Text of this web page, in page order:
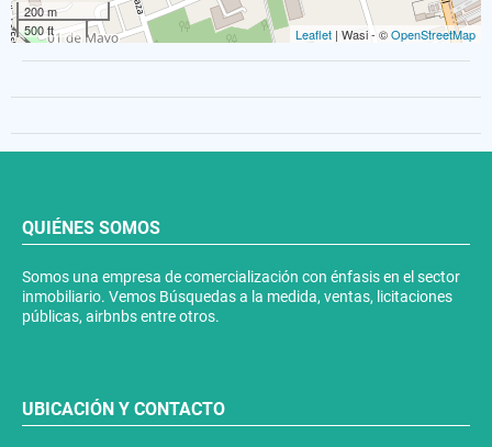
200 m
500 ft
Leaflet | Wasi - ©OpenStreetMap
QUIÉNES SOMOS
Somos una empresa de comercialización con énfasis en el sector
inmobiliario. Vemos Búsquedas a la medida, ventas, licitaciones
públicas, airbnbs entre otros.
UBICACIÓN Y CONTACTO